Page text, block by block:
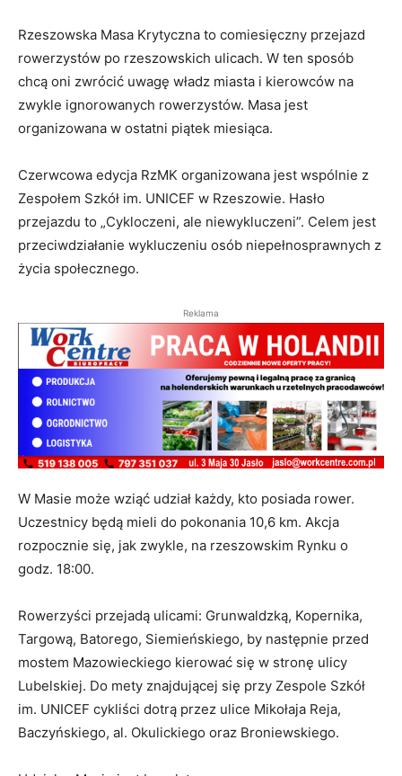
Rzeszowska Masa Krytyczna to comiesięczny przejazd
rowerzystów po rzeszowskich ulicach. W ten sposób
chcą oni zwrócić uwagę władz miasta i kierowców na
zwykle ignorowanych rowerzystów. Masa jest
organizowana w ostatni piątek miesiąca.
Czerwcowa edycja RzMK organizowana jest wspólnie z
Zespołem Szkół im. UNICEF w Rzeszowie. Hasło
przejazdu to „Cykloczeni, ale niewykluczeni”. Celem jest
przeciwdziałanie wykluczeniu osób niepełnosprawnych z
życia społecznego.
Reklama
W Masie może wziąć udział każdy, kto posiada rower.
Uczestnicy będą mieli do pokonania 10,6 km. Akcja
rozpocznie się, jak zwykle, na rzeszowskim Rynku o
godz. 18:00.
Rowerzyści przejadą ulicami: Grunwaldzką, Kopernika,
Targową, Batorego, Siemieńskiego, by następnie przed
mostem Mazowieckiego kierować się w stronę ulicy
Lubelskiej. Do mety znajdującej się przy Zespole Szkół
im. UNICEF cykliści dotrą przez ulice Mikołaja Reja,
Baczyńskiego, al. Okulickiego oraz Broniewskiego.